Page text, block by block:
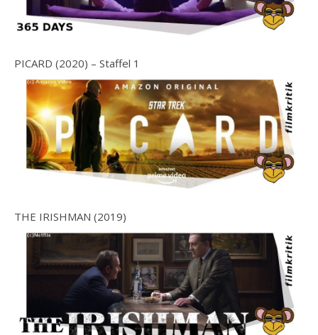
PICARD (2020) – Staffel 1
THE IRISHMAN (2019)